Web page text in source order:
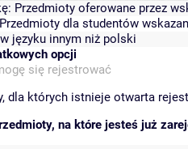
Przedmioty oferowane przez
Przedmioty dla studentów
języku innym niż polski
opcji
się rejestrować
dla których istnieje otwarta
na które jesteś już